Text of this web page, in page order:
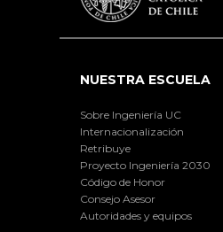
NUESTRA ESCUELA
Sobre Ingeniería UC
Internacionalización
Retribuye
Proyecto Ingeniería 2030
Código de Honor
Consejo Asesor
Autoridades y equipos